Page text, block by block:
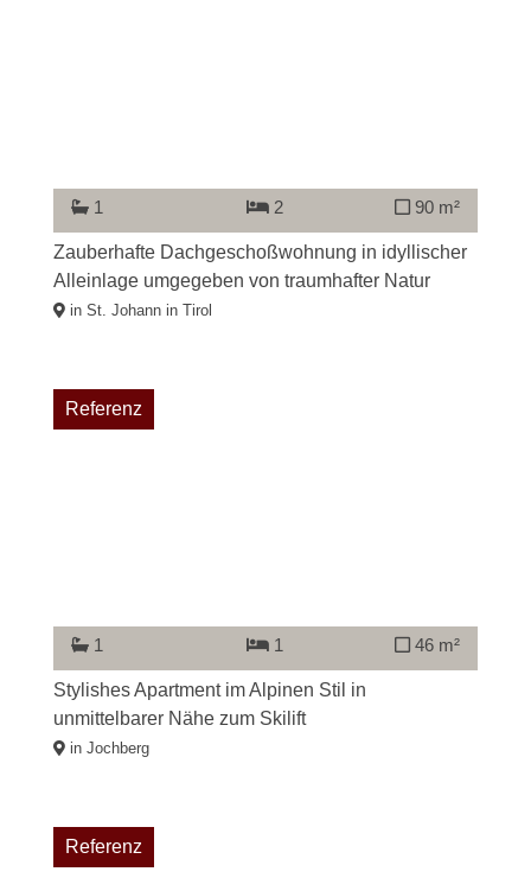
1 2 90 m²
Zauberhafte Dachgeschoßwohnung in idyllischer
Alleinlage umgegeben von traumhafter Natur
in St. Johann in Tirol
Referenz
1 1 46 m²
Stylishes Apartment im Alpinen Stil in
unmittelbarer Nähe zum Skilift
in Jochberg
Referenz